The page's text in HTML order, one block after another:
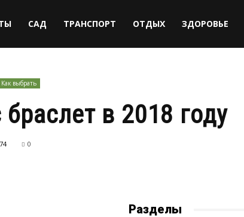
САД ТРАНСПОРТ ОТДЫХ ЗДОРОВЬЕ
Как выбрать
в 2018 году
0
Разделы